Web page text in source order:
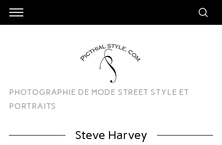
PHOTOGRAPHIE DE MODE STREET STYLE ET
PORTRAITS
Steve Harvey